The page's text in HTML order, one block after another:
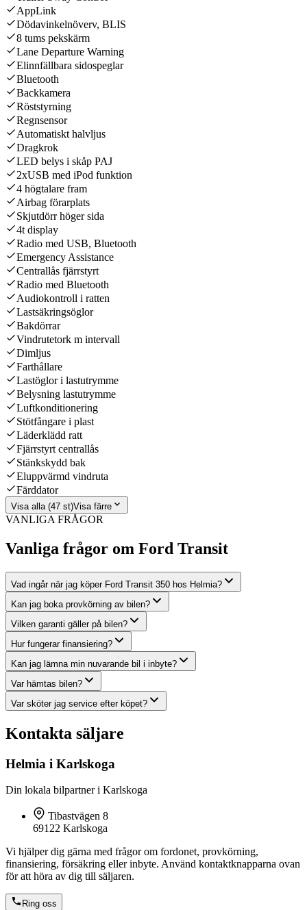
AppLink
Dödavinkelnöverv, BLIS
8 tums pekskärm
Lane Departure Warning
Elinnfällbara sidospeglar
Bluetooth
Backkamera
Röststyrning
Regnsensor
Automatiskt halvljus
Dragkrok
LED belys i skåp PAJ
2xUSB med iPod funktion
4 högtalare fram
Airbag förarplats
Skjutdörr höger sida
4t display
Radio med USB, Bluetooth
Emergency Assistance
Centrallås fjärrstyrt
Radio med Bluetooth
Audiokontroll i ratten
Lastsäkringsöglor
Bakdörrar
Vindrutetork m intervall
Dimljus
Farthållare
Lastöglor i lastutrymme
Belysning lastutrymme
Luftkonditionering
Stötfångare i plast
Läderklädd ratt
Fjärrstyrt centrallås
Stänkskydd bak
Eluppvärmd vindruta
Färddator
Visa alla (47 st)Visa färre
VANLIGA FRÅGOR
Vanliga frågor om Ford Transit
Vad ingår när jag köper Ford Transit 350 hos Helmia?
Kan jag boka provkörning av bilen?
Vilken garanti gäller på bilen?
Hur fungerar finansiering?
Kan jag lämna min nuvarande bil i inbyte?
Var hämtas bilen?
Var sköter jag service efter köpet?
Kontakta säljare
Helmia i Karlskoga
Din lokala bilpartner i Karlskoga
Tibastvägen 8
69122 Karlskoga
Vi hjälper dig gärna med frågor om fordonet, provkörning,
finansiering, försäkring eller inbyte. Använd kontaktknapparna ovan
för att höra av dig till säljaren.
Ring oss